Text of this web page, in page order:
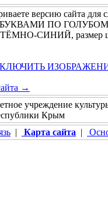
версию сайта для
БУКВАМИ ПО
ТЁМНО-СИНИЙ,
→
учреждение
Крым
| Карта сайта |